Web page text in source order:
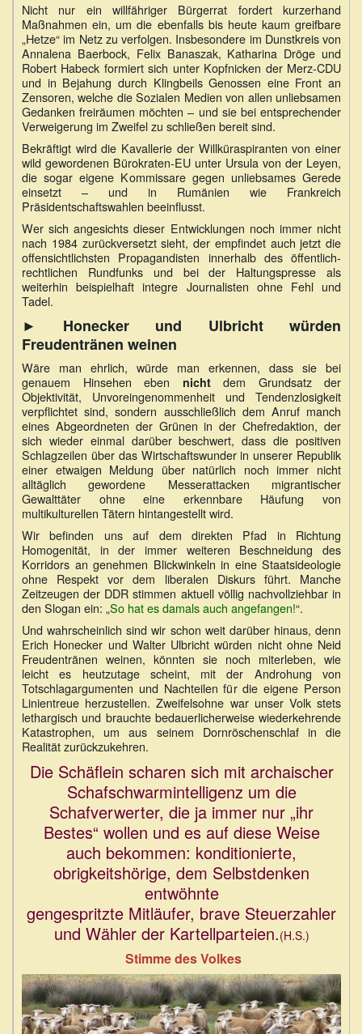
Nicht nur ein willfähriger Bürgerrat fordert kurzerhand
Maßnahmen ein, um die ebenfalls bis heute kaum greifbare
„Hetze“ im Netz zu verfolgen. Insbesondere im Dunstkreis von
Annalena Baerbock, Felix Banaszak, Katharina Dröge und
Robert Habeck formiert sich unter Kopfnicken der Merz-CDU
und in Bejahung durch Klingbeils Genossen eine Front an
Zensoren, welche die Sozialen Medien von allen unliebsamen
Gedanken freiräumen möchten – und sie bei entsprechender
Verweigerung im Zweifel zu schließen bereit sind.
Bekräftigt wird die Kavallerie der Willküraspiranten von einer
wild gewordenen Bürokraten-EU unter Ursula von der Leyen,
die sogar eigene Kommissare gegen unliebsames Gerede
einsetzt – und in Rumänien wie Frankreich
Präsidentschaftswahlen beeinflusst.
Wer sich angesichts dieser Entwicklungen noch immer nicht
nach 1984 zurückversetzt sieht, der empfindet auch jetzt die
offensichtlichsten Propagandisten innerhalb des öffentlich-
rechtlichen Rundfunks und bei der Haltungspresse als
weiterhin beispielhaft integre Journalisten ohne Fehl und
Tadel.
► Honecker und Ulbricht würden
Freudentränen weinen
Wäre man ehrlich, würde man erkennen, dass sie bei
genauem Hinsehen eben nichtdem Grundsatz der
Objektivität, Unvoreingenommenheit und Tendenzlosigkeit
verpflichtet sind, sondern ausschließlich dem Anruf manch
eines Abgeordneten der Grünen in der Chefredaktion, der
sich wieder einmal darüber beschwert, dass die positiven
Schlagzeilen über das Wirtschaftswunder in unserer Republik
einer etwaigen Meldung über natürlich noch immer nicht
alltäglich gewordene Messerattacken migrantischer
Gewalttäter ohne eine erkennbare Häufung von
multikulturellen Tätern hintangestellt wird.
Wir befinden uns auf dem direkten Pfad in Richtung
Homogenität, in der immer weiteren Beschneidung des
Korridors an genehmen Blickwinkeln in eine Staatsideologie
ohne Respekt vor dem liberalen Diskurs führt. Manche
Zeitzeugen der DDR stimmen aktuell völlig nachvollziehbar in
den Slogan ein: „So hat es damals auch angefangen!“.
Und wahrscheinlich sind wir schon weit darüber hinaus, denn
Erich Honecker und Walter Ulbricht würden nicht ohne Neid
Freudentränen weinen, könnten sie noch miterleben, wie
leicht es heutzutage scheint, mit der Androhung von
Totschlagargumenten und Nachteilen für die eigene Person
Linientreue herzustellen. Zweifelsohne war unser Volk stets
lethargisch und brauchte bedauerlicherweise wiederkehrende
Katastrophen, um aus seinem Dornröschenschlaf in die
Realität zurückzukehren.
Die Schäflein scharen sich mit archaischer
Schafschwarmintelligenz um die
Schafverwerter, die ja immer nur „ihr
Bestes“ wollen und es auf diese Weise
auch bekommen: konditionierte,
obrigkeitshörige, dem Selbstdenken
entwöhnte
gengespritzte Mitläufer, brave Steuerzahler
und Wähler der Kartellparteien.(H.S.)
Stimme des Volkes